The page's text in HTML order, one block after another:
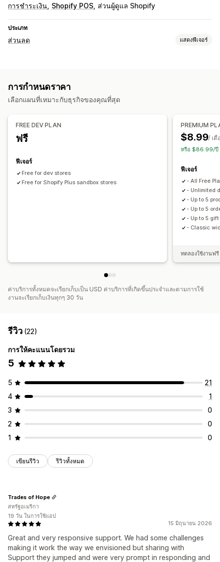
การชำระเงิน Shopify POS ส่วนผู้ดูแล Shopify
ประเภท
ส่วนลด แสดงฟีเจอร์
ส่วนลดตามปริมาณ ตัวแบ่งปริมาณ
เปอร์เซ็นต์ส่วนลด ส่วนลดจำนวนมาก
การจัดการส่วนลด
การกำหนดราคา
เลือกแผนที่เหมาะกับธุรกิจของคุณที่สุด
FREE DEV PLAN
ฟรี
ฟีเจอร์
Free for dev stores
Free for Shopify Plus sandbox stores
PREMIUM
$8.99/ เดื
หรือ $86.99/ปี
ฟีเจอร์
- All Free
- Unlimited
- Up to 5
- Up to 5
- Up to 5
- Classic
ทดลองใช้งานฟ
ค่าบริการทั้งหมดจะเรียกเก็บเป็น USD ค่าบริการที่เกิดขึ้นประจำและตามการใช้
งานจะเรียกเก็บเงินทุกๆ 30 วัน
รีวิว (22)
การให้คะแนนโดยรวม
5
5
21
4
1
3
0
2
0
1
0
เขียนรีวิว รีวิวทั้งหมด
15 มิถุนายน 2026
Great and very responsive support. We had some challenges
making it work the way we envisioned but sharing with
Support they jumped and were very prompt in responding and
Trades of Hope
สหรัฐอเมริกา
19 วัน ในการใช้แอป